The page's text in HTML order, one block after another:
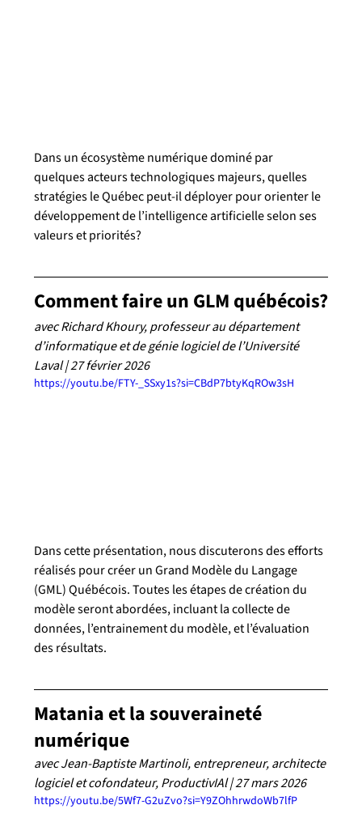
Dans un écosystème numérique dominé par
quelques acteurs technologiques majeurs, quelles
stratégies le Québec peut-il déployer pour orienter le
développement de l’intelligence artificielle selon ses
valeurs et priorités?
Comment faire un GLM québécois?
avec Richard Khoury, professeur au département
d’informatique et de génie logiciel de l’Université
Laval | 27 février 2026
https://youtu.be/FTY-_SSxy1s?si=CBdP7btyKqROw3sH
Dans cette présentation, nous discuterons des efforts
réalisés pour créer un Grand Modèle du Langage
(GML) Québécois. Toutes les étapes de création du
modèle seront abordées, incluant la collecte de
données, l’entrainement du modèle, et l’évaluation
des résultats.
Matania et la souveraineté
numérique
avec Jean-Baptiste Martinoli, entrepreneur, architecte
logiciel et cofondateur, ProductivIAl | 27 mars 2026
https://youtu.be/5Wf7-G2uZvo?si=Y9ZOhhrwdoWb7lfP